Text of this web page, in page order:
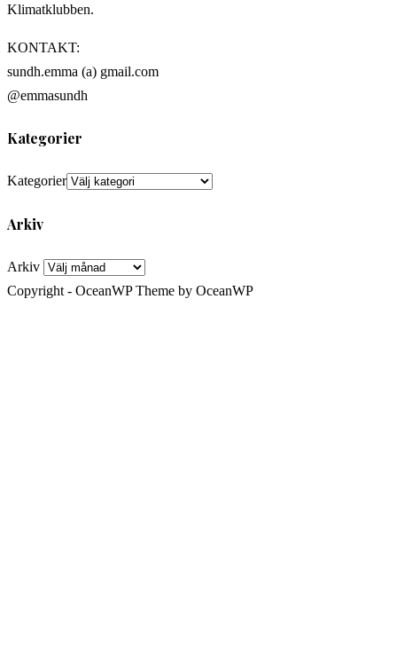
Klimatklubben.
KONTAKT:
sundh.emma (a) gmail.com
@emmasundh
Kategorier
Kategorier
Arkiv
Arkiv
Copyright - OceanWP Theme by OceanWP